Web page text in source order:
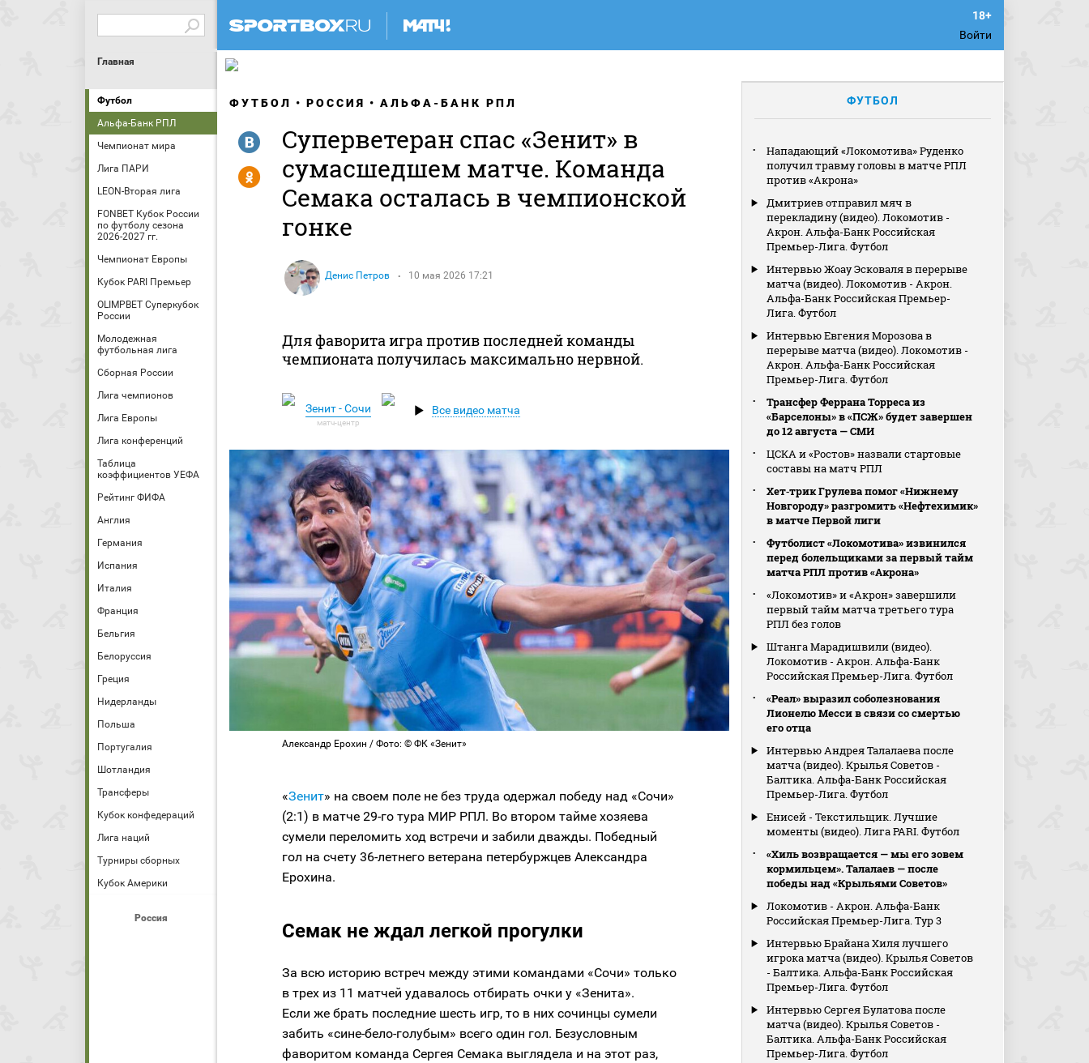
Войти
Главная
Футбол
Альфа-Банк РПЛ
Чемпионат мира
Лига ПАРИ
LEON-Вторая лига
FONBET Кубок России
по футболу сезона
2026-2027 гг.
Чемпионат Европы
Кубок PARI Премьер
OLIMPBET Суперкубок
России
Молодежная
футбольная лига
Сборная России
Лига чемпионов
Лига Европы
Лига конференций
Таблица
коэффициентов УЕФА
Рейтинг ФИФА
Англия
Германия
Испания
Италия
Франция
Бельгия
Белоруссия
Греция
Нидерланды
Польша
Португалия
Шотландия
Трансферы
Кубок конфедераций
Лига наций
Турниры сборных
Кубок Америки
Россия
ФУТБОЛ РОССИЯ АЛЬФА-БАНК РПЛ
Суперветеран спас «Зенит» в
сумасшедшем матче. Команда
Семака осталась в чемпионской
гонке
Денис Петров 10 мая 2026 17:21
R
Y
Для фаворита игра против последней команды
чемпионата получилась максимально нервной.
Зенит - Сочи Все видео матча
Александр Ерохин / Фото: © ФК «Зенит»
«Зенит» на своем поле не без труда одержал победу над «Сочи»
(2:1) в матче 29-го тура МИР РПЛ. Во втором тайме хозяева
сумели переломить ход встречи и забили дважды. Победный
гол на счету 36-летнего ветерана петербуржцев Александра
Ерохина.
Семак не ждал легкой прогулки
За всю историю встреч между этими командами «Сочи» только
в трех из 11 матчей удавалось отбирать очки у «Зенита».
Если же брать последние шесть игр, то в них сочинцы сумели
забить «сине-бело-голубым» всего один гол. Безусловным
фаворитом команда Сергея Семака выглядела и на этот раз,
ФУТБОЛ
Нападающий «Локомотива» Руденко
получил травму головы в матче РПЛ
против «Акрона»
Дмитриев отправил мяч в
перекладину (видео). Локомотив -
Акрон. Альфа-Банк Российская
Премьер-Лига. Футбол
Интервью Жоау Эсковаля в перерыве
матча (видео). Локомотив - Акрон.
Альфа-Банк Российская Премьер-
Лига. Футбол
Интервью Евгения Морозова в
перерыве матча (видео). Локомотив -
Акрон. Альфа-Банк Российская
Премьер-Лига. Футбол
Трансфер Феррана Торреса из
«Барселоны» в «ПСЖ» будет завершен
до 12 августа — СМИ
ЦСКА и «Ростов» назвали стартовые
составы на матч РПЛ
Хет‑трик Грулева помог «Нижнему
Новгороду» разгромить «Нефтехимик»
в матче Первой лиги
Футболист «Локомотива» извинился
перед болельщиками за первый тайм
матча РПЛ против «Акрона»
«Локомотив» и «Акрон» завершили
первый тайм матча третьего тура
РПЛ без голов
Штанга Марадишвили (видео).
Локомотив - Акрон. Альфа-Банк
Российская Премьер-Лига. Футбол
«Реал» выразил соболезнования
Лионелю Месси в связи со смертью
его отца
Интервью Андрея Талалаева после
матча (видео). Крылья Советов -
Балтика. Альфа-Банк Российская
Премьер-Лига. Футбол
Енисей - Текстильщик. Лучшие
моменты (видео). Лига PARI. Футбол
«Хиль возвращается — мы его зовем
кормильцем». Талалаев — после
победы над «Крыльями Советов»
Локомотив - Акрон. Альфа-Банк
Российская Премьер-Лига. Тур 3
Интервью Брайана Хиля лучшего
игрока матча (видео). Крылья Советов
- Балтика. Альфа-Банк Российская
Премьер-Лига. Футбол
Интервью Сергея Булатова после
матча (видео). Крылья Советов -
Балтика. Альфа-Банк Российская
Премьер-Лига. Футбол